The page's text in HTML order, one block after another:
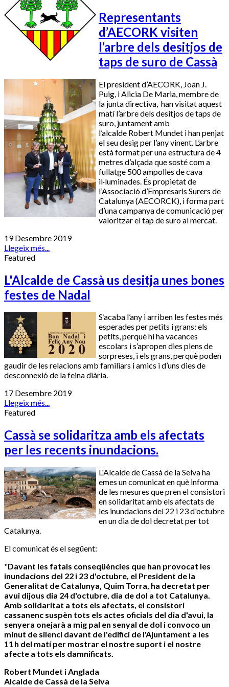
Representants
d’AECORK visiten
l’arbre dels desitjos de
taps de suro de Cassà
El president d’AECORK, Joan J.
Puig, i Alicia De Maria, membre de
la junta directiva, han visitat aquest
matí l’arbre dels desitjos de taps de
suro, juntament amb
l’alcalde Robert Mundet i han penjat
el seu desig per l’any vinent. L’arbre
està format per una estructura de 4
metres d’alçada que sosté com a
fullatge 500 ampolles de cava
il·luminades. És propietat de
l’Associació d’Empresaris Surers de
Catalunya (AECORCK), i forma part
d’una campanya de comunicació per
valoritzar el tap de suro al mercat.
19 Desembre 2019
Llegeix més...
Featured
L'Alcalde de Cassà us desitja unes bones
festes de Nadal
S’acaba l’any i arriben les festes més
esperades per petits i grans: els
petits, perquè hi ha vacances
escolars i s’apropen dies plens de
sorpreses, i els grans, perquè poden
gaudir de les relacions amb familiars i amics i d’uns dies de
desconnexió de la feina diària.
17 Desembre 2019
Llegeix més...
Featured
Cassà se solidaritza amb els afectats
per les recents inundacions.
L'Alcalde de Cassà de la Selva ha
emes un comunicat en què informa
de les mesures que pren el consistori
en solidaritat amb els afectats de
les inundacions del 22 i 23 d'octubre
en un dia de dol decretat per tot
Catalunya.
El comunicat és el següent:
"Davant les fatals conseqüències que han provocat les
inundacions del 22 i 23 d'octubre, el President de la
Generalitat de Catalunya, Quim Torra, ha decretat per
avui dijous dia 24 d'octubre, dia de dol a tot Catalunya.
Amb solidaritat a tots els afectats, el consistori
cassanenc suspèn tots els actes oficials del dia d'avui, la
senyera onejarà a mig pal en senyal de dol i convoco un
minut de silenci davant de l'edifici de l'Ajuntament a les
11 h del matí per mostrar el nostre suport i el nostre
afecte a tots els damnificats.
Robert Mundet i Anglada
Alcalde de Cassà de la Selva